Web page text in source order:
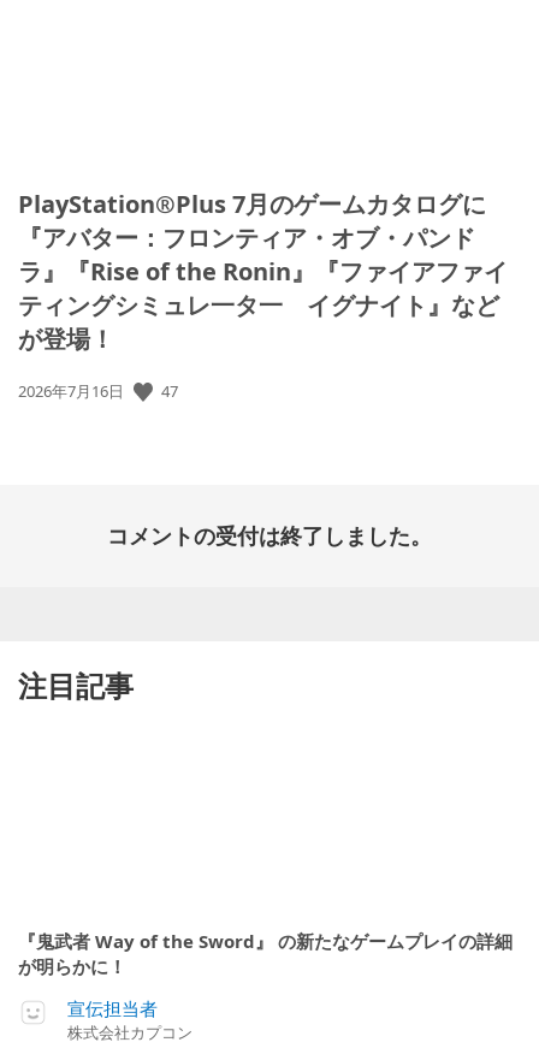
PlayStation®Plus 7月のゲームカタログに
『アバター：フロンティア・オブ・パンド
ラ』『Rise of the Ronin』『ファイアファイ
ティングシミュレ一タ一 イグナイト』など
が登場！
公
2026年7月16日 47
コメントの受付は終了しました。
注目記事
『鬼武者 Way of the Sword』 の新たなゲームプレイの詳細
が明らかに！
宣伝担当者
株式会社カプコン